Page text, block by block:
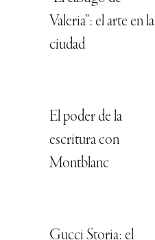
Valeria”: el arte en la
ciudad
El poder de la
escritura con
Montblanc
Gucci Storia: el